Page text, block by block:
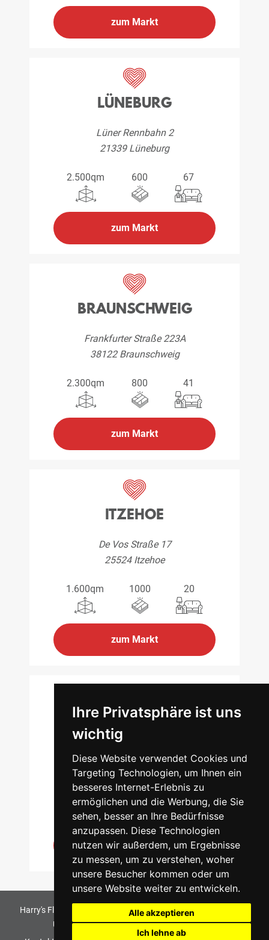
Ihre Privatsphäre ist uns
wichtig
Diese Website verwendet Cookies und
Targeting Technologien, um Ihnen ein
besseres Internet-Erlebnis zu
ermöglichen und die Werbung, die Sie
sehen, besser an Ihre Bedürfnisse
anzupassen. Diese Technologien
nutzen wir außerdem, um Ergebnisse
zu messen, um zu verstehen, woher
unsere Besucher kommen oder um
unsere Website weiter zu entwickeln.
Alle akzeptieren
Ich lehne ab
zum Markt
LÜNEBURG
Lüner Rennbahn 2
21339 Lüneburg
2.500qm 600 67
zum Markt
BRAUNSCHWEIG
Frankfurter Straße 223A
38122 Braunschweig
2.300qm 800 41
zum Markt
ITZEHOE
De Vos Straße 17
25524 Itzehoe
1.600qm 1000 20
zum Markt
HAMBURG
22761 Hamburg
7.500qm 3000 173
zum Markt
Harry's Fliesenmarkt GmbH & Co KG2026. All Rights Reserved
Umsetzung und Bereitstellung durchw3e.de